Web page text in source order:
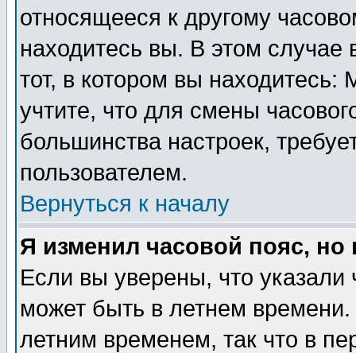
относящееся к другому
находитесь вы. В этом
тот, в котором вы
учтите, что для смены
большинства настроек,
пользователем.
Вернуться к началу
Я изменил часовой пояс,
Если вы уверены, что указали
может быть в летнем
летним временем, так что в